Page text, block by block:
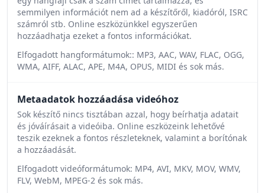
semmilyen információt nem ad a készítőről, kiadóról, ISRC
számról stb. Online eszközünkkel egyszerűen
hozzáadhatja ezeket a fontos információkat.
Elfogadott hangformátumok:: MP3, AAC, WAV, FLAC, OGG,
WMA, AIFF, ALAC, APE, M4A, OPUS, MIDI és sok más.
Metaadatok hozzáadása videóhoz
Sok készítő nincs tisztában azzal, hogy beírhatja adatait
és jóváírásait a videóiba. Online eszközeink lehetővé
teszik ezeknek a fontos részleteknek, valamint a borítónak
a hozzáadását.
Elfogadott videóformátumok: MP4, AVI, MKV, MOV, WMV,
FLV, WebM, MPEG-2 és sok más.